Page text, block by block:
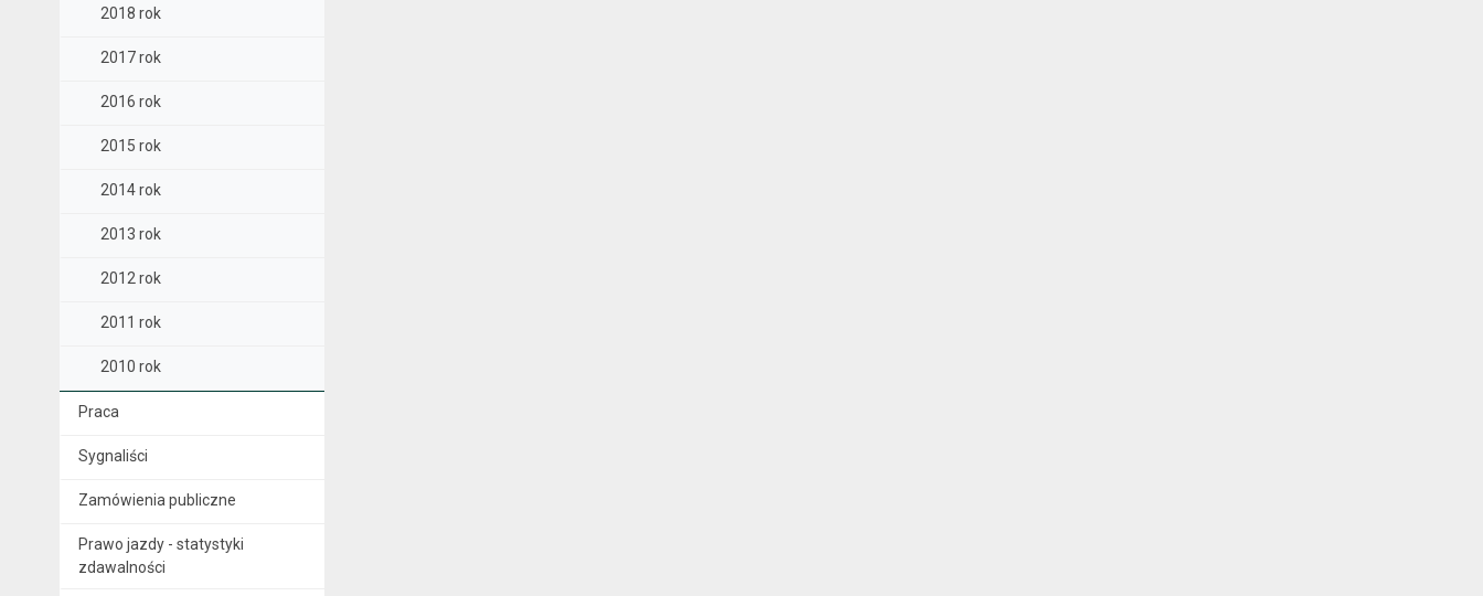
2018 rok
2017 rok
2016 rok
2015 rok
2014 rok
2013 rok
2012 rok
2011 rok
2010 rok
Praca
Sygnaliści
Zamówienia publiczne
Prawo jazdy - statystyki
zdawalności